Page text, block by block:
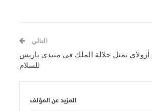
التالي
أزولاي يمثل جلالة الملك في منتدى باريس
للسلام
المزيد عن المؤلف